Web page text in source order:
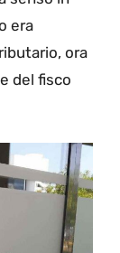
era
ora
del fisco